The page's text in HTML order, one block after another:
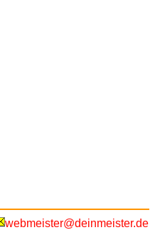
webmeister@deinmeister.de